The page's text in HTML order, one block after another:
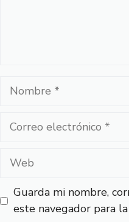
Nombre
Correo
Web
Guarda mi nombre,
este navegador para